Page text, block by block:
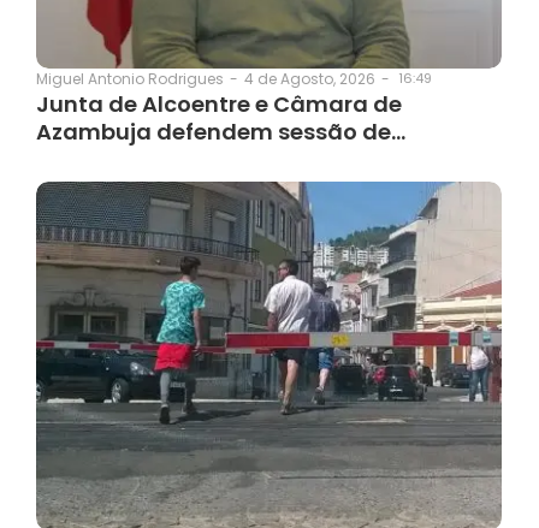
Miguel Antonio Rodrigues - 4 de Agosto, 2026 - 16:49
Junta de Alcoentre e Câmara de
Azambuja defendem sessão de…